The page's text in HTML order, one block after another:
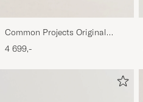
Common Projects Original
Achilles Sneaker Black
4 699,-